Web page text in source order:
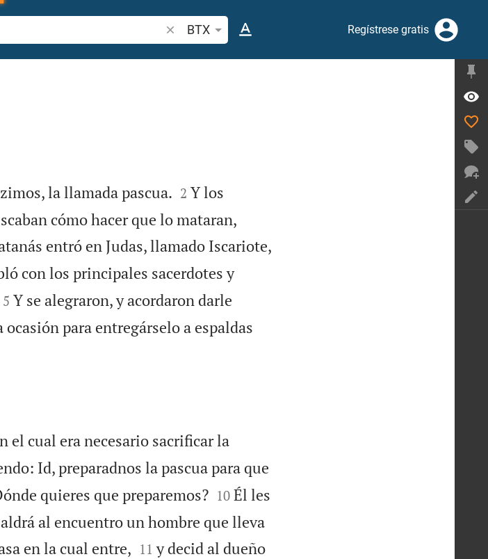
Buscar versículo bíblico o palabra
BTX Regístrese gratis
la llamada pascua.
2 Y los
cómo hacer que lo mataran,
entró en Judas, llamado Iscariote,
con los principales sacerdotes y

5 Y se alegraron, y acordaron darle
para entregárselo a espaldas
el cual era necesario sacrificar la
Id, preparadnos la pascua para que
quieres que preparemos?
10 Él les
al encuentro un hombre que lleva
en la cual entre, 

11 y decid al dueño